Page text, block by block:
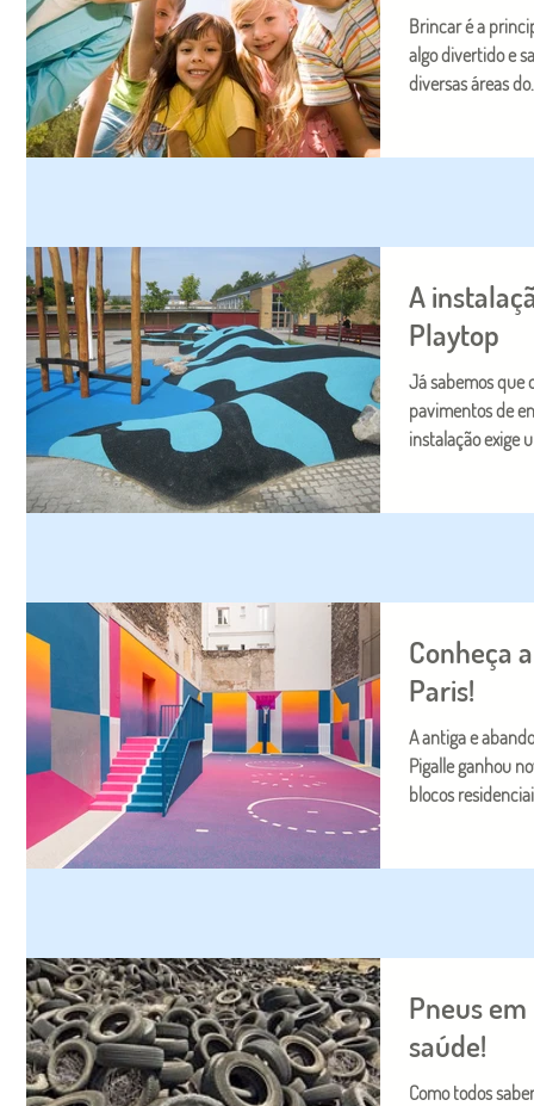
Brincar é a
algo divertido e
diversas áreas
A
Playtop
Já sabemos que
pavimentos de
instalação exige
Conheça
Paris!
A antiga e
Pigalle ganhou
blocos
Pneus
saúde!
Como todos